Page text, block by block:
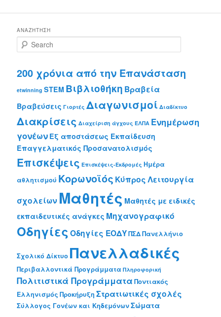
ΑΝΑΖΉΤΗΣΗ
e
r
c
h
200 χρόνια από την Επανάσταση
etwinning STEM Βιβλιοθήκη Βραβεία
Βραβεύσεις Γιορτές Διαγωνισμοί Διαδίκτυο
Διακρίσεις Διαχείριση άγχους ΕΛΠΑ Ενημέρωση
γονέων Εξ αποστάσεως Εκπαίδευση
Επαγγελματικός Προσανατολισμός
Επισκέψεις Επισκέψεις-Εκδρομές Ημέρα
αθλητισμού Κορωνοϊός ΚύπροςΛειτουργία
σχολείων Μαθητές Μαθητές με ειδικές
εκπαιδευτικές ανάγκες Μηχανογραφικό
Οδηγίες Οδηγίες ΕΟΔΥΠΣΔΠανελλήνιο
Σχολικό Δίκτυο Πανελλαδικές
Περιβαλλοντικά Προγράμματα Πληροφορική
Πολιτιστικά Προγράμματα Ποντιακός
Ελληνισμός Προκήρυξη Στρατιωτικές σχολές
Σύλλογος Γονέων και ΚηδεμόνωνΣώματα